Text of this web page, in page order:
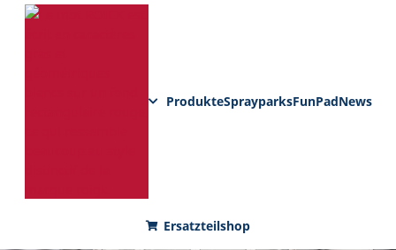
ProdukteSprayparksFunPadNews
Ersatzteilshop